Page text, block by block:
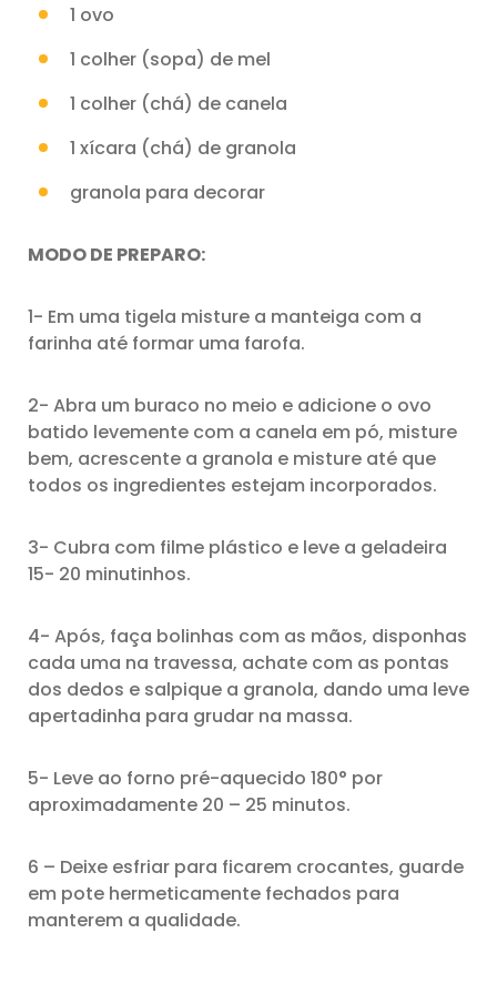
1 ovo
1 colher (sopa) de mel
1 colher (chá) de canela
1 xícara (chá) de granola
granola para decorar
MODO DE PREPARO:
1- Em uma tigela misture a manteiga com a
farinha até formar uma farofa.
2- Abra um buraco no meio e adicione o ovo
batido levemente com a canela em pó, misture
bem, acrescente a granola e misture até que
todos os ingredientes estejam incorporados.
3- Cubra com filme plástico e leve a geladeira
15- 20 minutinhos.
4- Após, faça bolinhas com as mãos, disponhas
cada uma na travessa, achate com as pontas
dos dedos e salpique a granola, dando uma leve
apertadinha para grudar na massa.
5- Leve ao forno pré-aquecido 180° por
aproximadamente 20 – 25 minutos.
6 – Deixe esfriar para ficarem crocantes, guarde
em pote hermeticamente fechados para
manterem a qualidade.